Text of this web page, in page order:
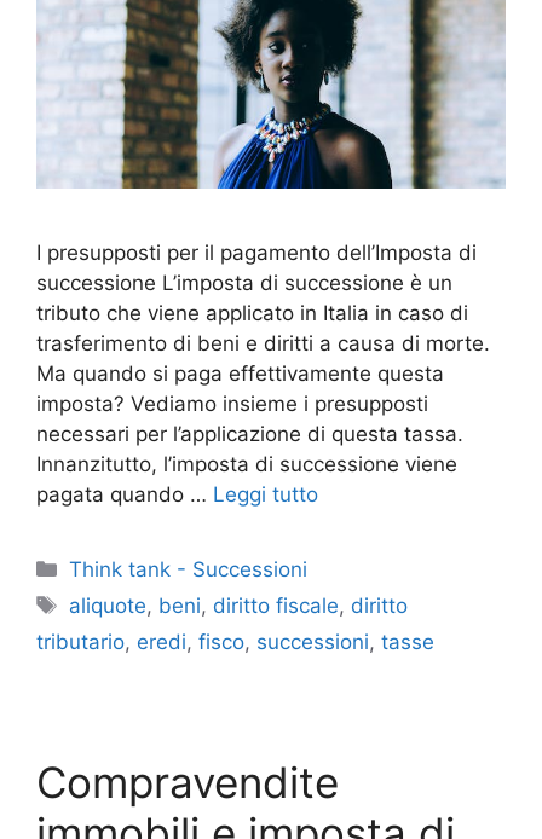
I presupposti per il pagamento dell’Imposta di
successione L’imposta di successione è un
tributo che viene applicato in Italia in caso di
trasferimento di beni e diritti a causa di morte.
Ma quando si paga effettivamente questa
imposta? Vediamo insieme i presupposti
necessari per l’applicazione di questa tassa.
Innanzitutto, l’imposta di successione viene
pagata quando … Leggi tutto
Categorie
Think tank - Successioni
Tag
aliquote, beni, diritto fiscale, diritto
tributario, eredi, fisco, successioni, tasse
Compravendite